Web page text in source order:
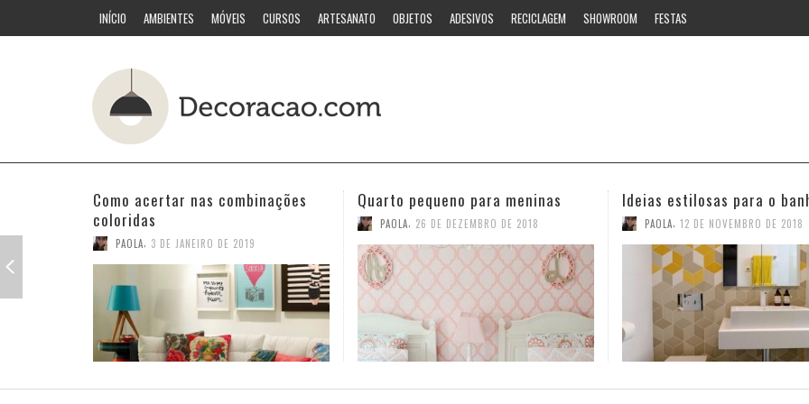
INÍCIO AMBIENTES MÓVEIS CURSOS ARTESANATO OBJETOS ADESIVOS RECICLAGEM SHOWROOM FESTAS
Quarto pequeno para meninas
PAOLA, 26 DE DEZEMBRO DE 2018
Ideias estilosas para o banheiro
PAOLA 12 DE NOVEMBRO DE 2018
Ideias para decorar o
PAOLA 16 DE OUTUBRO DE 2018